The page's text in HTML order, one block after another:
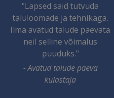
"Lapsed said tutvuda
taluloomade ja tehnikaga.
Ilma avatud talude päevata
neil selline võimalus
puuduks."
- Avatud talude päeva
külastaja